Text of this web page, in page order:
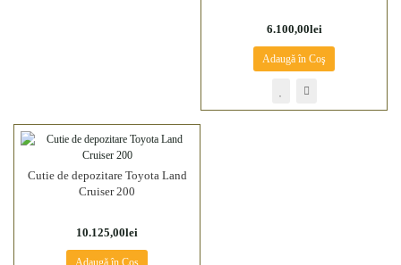
6.100,00lei
Adaugă în Coş
Cutie de depozitare Toyota Land
Cruiser 200
10.125,00lei
Adaugă în Coş